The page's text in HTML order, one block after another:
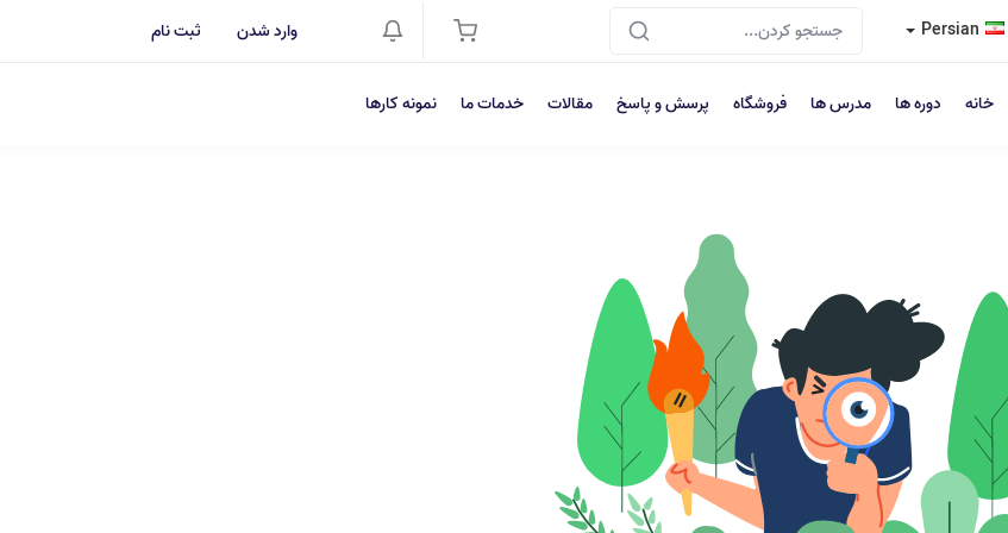
Persian وارد شدن ثبت نام
خانه دوره ها مدرس ها فروشگاه پرسش و پاسخ مقالات خدمات ما نمونه کارها